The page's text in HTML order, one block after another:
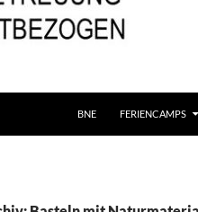
BNE FERIENCAMPS